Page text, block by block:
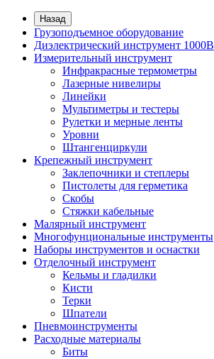
Назад
Грузоподъемное оборудование
Диэлектрический инструмент 1000В
Измерительный инструмент
Инфракрасные термометры
Лазерные нивелиры
Линейки
Мультиметры и тестеры
Рулетки и мерные ленты
Уровни
Штангенциркули
Крепежный инструмент
Заклепочники и степлеры
Пистолеты для герметика
Скобы
Стяжки кабельные
Малярный инструмент
Многофунциональные инструменты
Наборы инструментов и оснастки
Отделочный инструмент
Кельмы и гладилки
Кисти
Терки
Шпатели
Пневмоинструменты
Расходные материалы
Биты